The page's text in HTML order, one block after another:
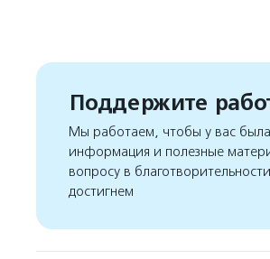
Поддержите
Мы работаем, чтобы у вас была
информация и полезные
вопросу в
достигнем